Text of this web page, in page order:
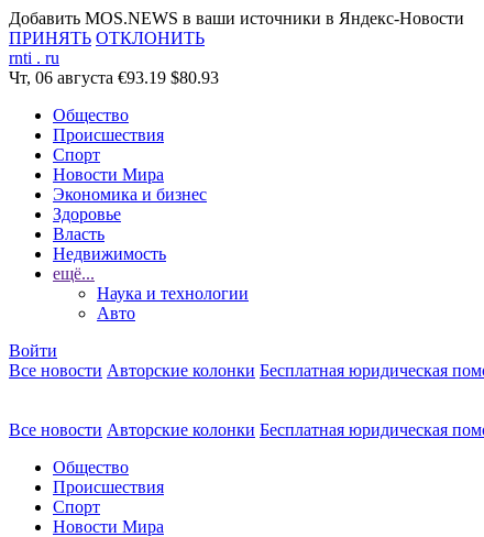
Добавить MOS.NEWS в ваши источники в Яндекс-Новости
ПРИНЯТЬ ОТКЛОНИТЬ
rnti . ru
Чт, 06 августа €93.19 $80.93
Общество
Происшествия
Спорт
Новости Мира
Экономика и бизнес
Здоровье
Власть
Недвижимость
ещё...
Наука и технологии
Авто
Войти
Все новости Авторские колонки Бесплатная юридическая
Все новости Авторские колонки Бесплатная юридическая
Общество
Происшествия
Спорт
Новости Мира